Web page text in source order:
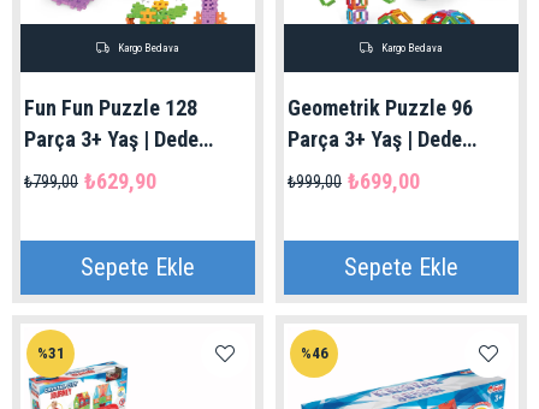
Fun Fun Puzzle 128
Parça 3+ Yaş | Dede
Marka ₺629,90
₺799,00
Sepete Ekle
Kargo Bedava
Geometrik Puzzle 96
Parça 3+ Yaş | Dede
Oyuncak₺699,00
₺999,00
Sepete Ekle
Kargo Bedava
%31 %46